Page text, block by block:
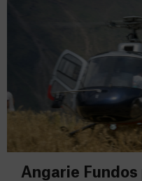
Angarie Fundos